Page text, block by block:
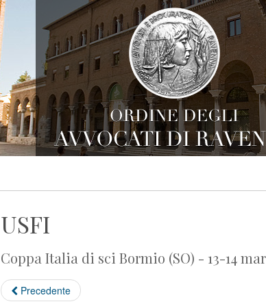
USFI
Coppa Italia di sci Bormio (SO) - 13-14
Precedente